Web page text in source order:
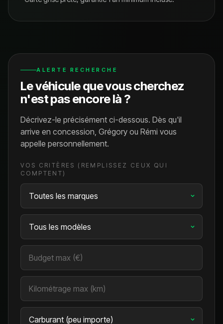
ALERTE RECHERCHE
Le véhicule que vous cherchez
n'est pas encore là ?
Décrivez-le précisément ci-dessous. Dès qu'il
arrive en concession, Grégory ou Rémi vous
appelle personnellement.
VOS CRITÈRES (REMPLISSEZ CEUX QUI
COMPTENT)